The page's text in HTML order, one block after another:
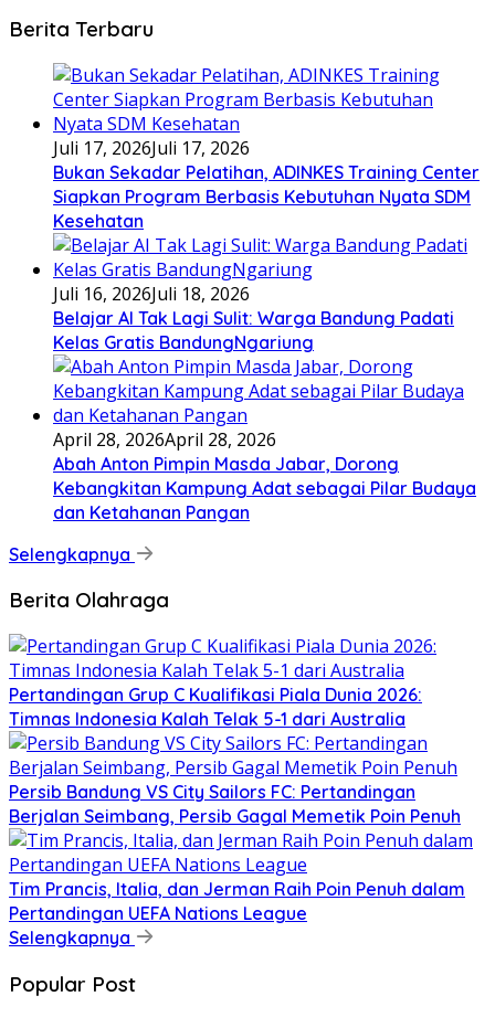
Berita Terbaru
Juli 17, 2026Juli 17, 2026
Bukan Sekadar Pelatihan, ADINKES Training Center
Siapkan Program Berbasis Kebutuhan Nyata SDM
Kesehatan
Juli 16, 2026Juli 18, 2026
Belajar AI Tak Lagi Sulit: Warga Bandung Padati
Kelas Gratis BandungNgariung
April 28, 2026April 28, 2026
Abah Anton Pimpin Masda Jabar, Dorong
Kebangkitan Kampung Adat sebagai Pilar Budaya
dan Ketahanan Pangan
Selengkapnya
Berita Olahraga
Pertandingan Grup C Kualifikasi Piala Dunia 2026:
Timnas Indonesia Kalah Telak 5-1 dari Australia
Persib Bandung VS City Sailors FC: Pertandingan
Berjalan Seimbang, Persib Gagal Memetik Poin Penuh
Tim Prancis, Italia, dan Jerman Raih Poin Penuh dalam
Pertandingan UEFA Nations League
Selengkapnya
Popular Post